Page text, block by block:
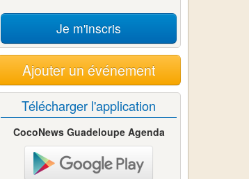
Je m'inscris
Ajouter un événement
Télécharger l'application
CocoNews Guadeloupe Agenda